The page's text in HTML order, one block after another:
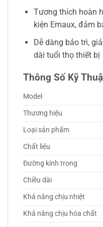
Tương thích hoàn
kiện Emaux, đảm
Dễ dàng bảo trì,
dài tuổi thọ thiết bị
Thông Số Kỹ
Model
Thương hiệu
Loại sản phẩm
Chất liệu
Đường kính trong
Chiều dài
Khả năng chịu nhiệt
Khả năng chịu hóa chất